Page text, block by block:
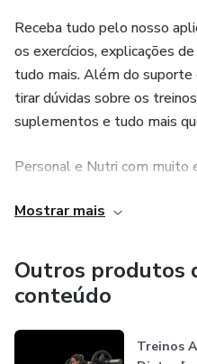
Você recebe os treinos
exercícios e explicações de
executar sempre da maneira
Clique agora mesmo para
Receba tudo pelo nosso
os exercícios, explicações
tudo mais. Além do
tirar dúvidas sobre os
suplementos e tudo mais
Personal e Nutri com muito
para mulheres.
Mostrar mais
Outros produtos
conteúdo
Treinos